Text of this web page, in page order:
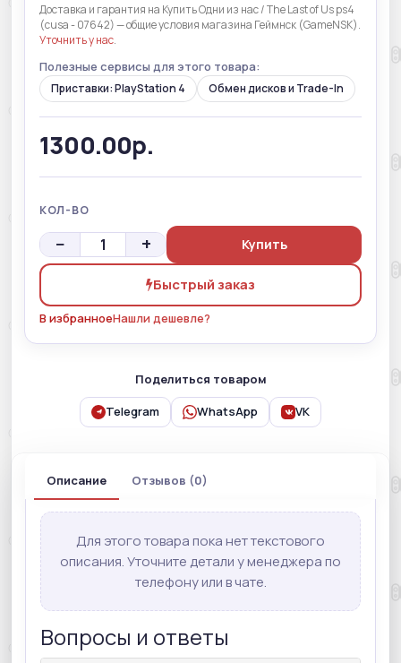
Доставка и гарантия на Купить Одни из нас / The Last of Us ps4
(cusa - 07642) — общие условия магазина Геймнск (GameNSK).
Уточнить у нас.
Полезные сервисы для этого товара:
Приставки: PlayStation 4 Обмен дисков и Trade-In
1300.00р.
КОЛ-ВО
− + Купить
Быстрый заказ
В избранноеНашли дешевле?
Поделиться товаром
Telegram WhatsApp VK
Описание Отзывов (0)
Для этого товара пока нет текстового
описания. Уточните детали у менеджера по
телефону или в чате.
Вопросы и ответы